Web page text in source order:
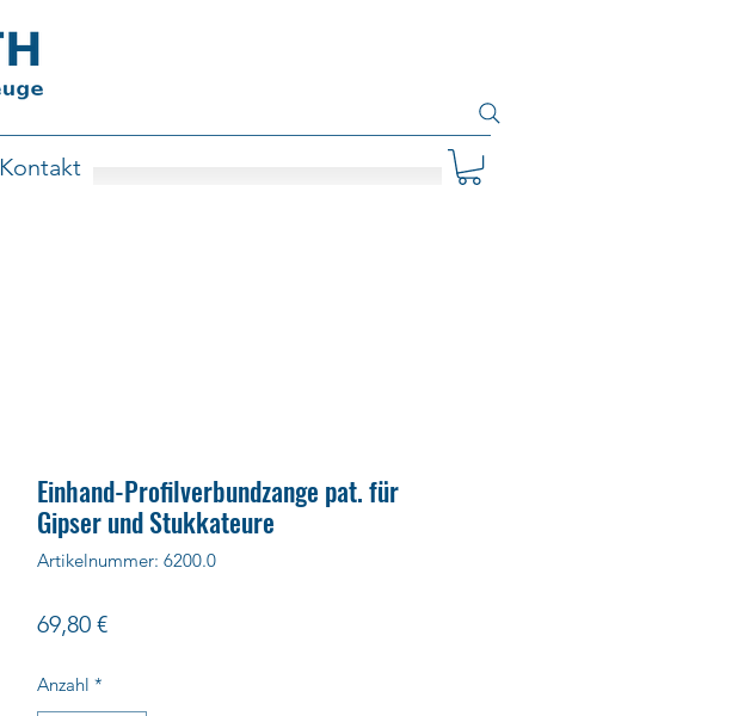
Kontakt
Einhand-Profilverbundzange pat. für
Gipser und Stukkateure
Artikelnummer: 6200.0
69,80 €Preis
Anzahl *